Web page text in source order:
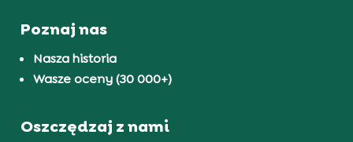
Poznaj nas
Nasza historia
Wasze oceny (30 000+)
Oszczędzaj z nami